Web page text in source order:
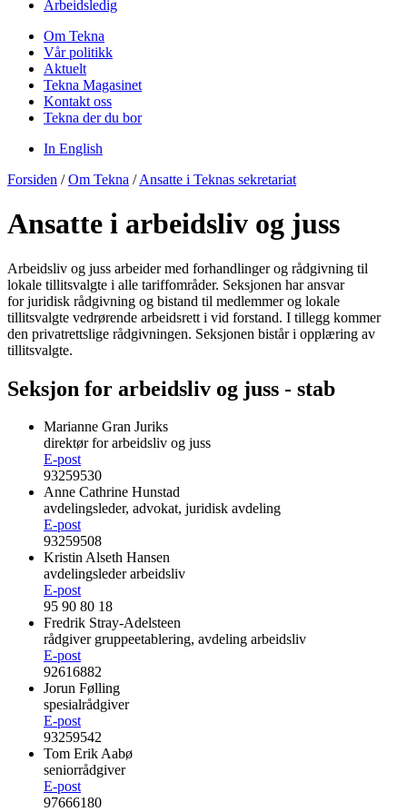
Arbeidsledig
Om Tekna
Vår politikk
Aktuelt
Tekna Magasinet
Kontakt oss
Tekna der du bor
In English
Forsiden / Om Tekna / Ansatte i Teknas sekretariat
Ansatte i arbeidsliv og juss
Arbeidsliv og juss arbeider med forhandlinger og rådgivning til
lokale tillitsvalgte i alle tariffområder. Seksjonen har ansvar
for juridisk rådgivning og bistand til medlemmer og lokale
tillitsvalgte vedrørende arbeidsrett i vid forstand. I tillegg kommer
den privatrettslige rådgivningen. Seksjonen bistår i opplæring av
tillitsvalgte.
Seksjon for arbeidsliv og juss - stab
Marianne Gran Juriks
direktør for arbeidsliv og juss
E-post
93259530
Anne Cathrine Hunstad
avdelingsleder, advokat, juridisk avdeling
E-post
93259508
Kristin Alseth Hansen
avdelingsleder arbeidsliv
E-post
95 90 80 18
Fredrik Stray-Adelsteen
rådgiver gruppeetablering, avdeling arbeidsliv
E-post
92616882
Jorun Følling
spesialrådgiver
E-post
93259542
Tom Erik Aabø
seniorrådgiver
E-post
97666180